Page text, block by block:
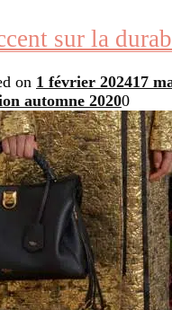
sur la
on 1 février 202417
automne 20200